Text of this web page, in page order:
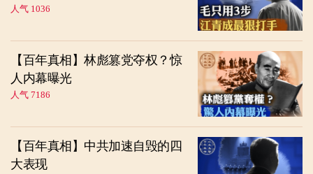
人气 1036
【百年真相】林彪篡党夺权？惊
人内幕曝光
人气 7186
【百年真相】中共加速自毁的四
大表现